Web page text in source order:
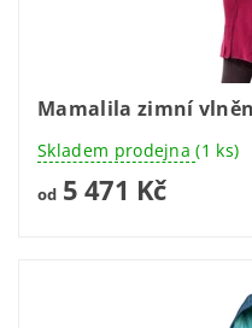
Mamalila zimní
Skladem prodejna(1 ks)
od5 471 Kč